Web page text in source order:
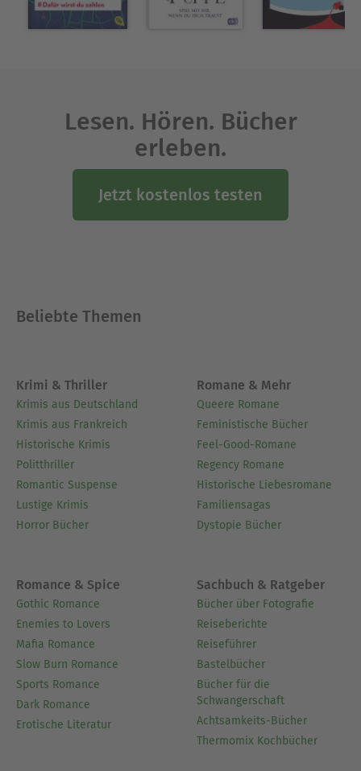
Ausblenden
Lesen. Hören. Bücher
erleben.
Jetzt kostenlos testen
Beliebte Themen
Krimi & Thriller
Krimis aus Deutschland
Krimis aus Frankreich
Historische Krimis
Politthriller
Romantic Suspense
Lustige Krimis
Horror Bücher
Romane & Mehr
Queere Romane
Feministische Bücher
Feel-Good-Romane
Regency Romane
Historische Liebesromane
Familiensagas
Dystopie Bücher
Romance & Spice
Gothic Romance
Enemies to Lovers
Mafia Romance
Slow Burn Romance
Sports Romance
Dark Romance
Erotische Literatur
Sachbuch & Ratgeber
Bücher über Fotografie
Reiseberichte
Reiseführer
Bastelbücher
Bücher für die
Schwangerschaft
Achtsamkeits-Bücher
Thermomix Kochbücher